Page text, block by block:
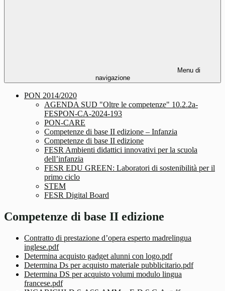
Menu di
navigazione
PON 2014/2020
AGENDA SUD "Oltre le competenze" 10.2.2a-
FESPON-CA-2024-193
PON-CARE
Competenze di base II edizione – Infanzia
Competenze di base II edizione
FESR Ambienti didattici innovativi per la scuola
dell’infanzia
FESR EDU GREEN: Laboratori di sostenibilità per il
primo ciclo
STEM
FESR Digital Board
Competenze di base II edizione
Contratto di prestazione d’opera esperto madrelingua
inglese.pdf
Determina acquisto gadget alunni con logo.pdf
Determina Ds per acquisto materiale pubblicitario.pdf
Determina DS per acquisto volumi modulo lingua
francese.pdf